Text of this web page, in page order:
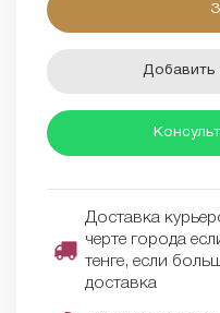
Добавить
Доставка
черте города
тенге, если
доставка